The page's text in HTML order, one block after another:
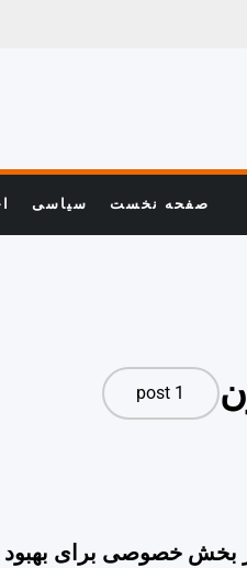
صفحه نخست سیاسی
1 post
بخش خصوصی برای بهبود